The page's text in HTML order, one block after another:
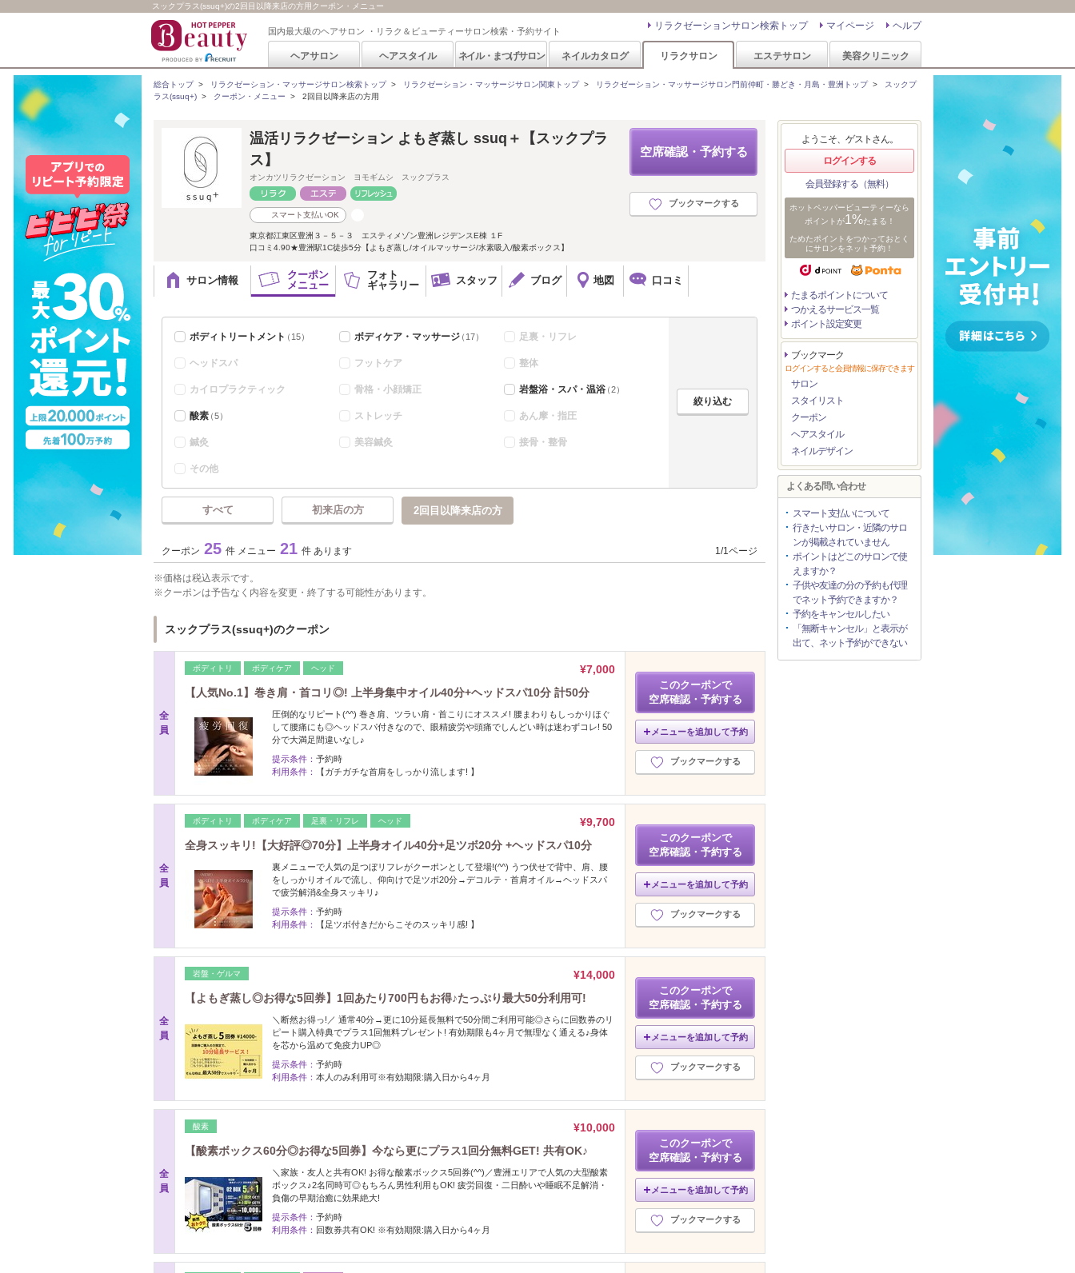
スックプラス(ssuq+)の2回目以降来店の方用クーポン・メニュー
国内最大級のヘアサロン ・リラク＆ビューティーサロン検索・予約サイト ヘルプ
マイページ
リラクゼーションサロン検索トップ
ヘアサロン ヘアスタイル ネイル・まつげサロン ネイルカタログ リラクサロン エステサロン 美容クリニック
総合トップ> リラクゼーション・マッサージサロン検索トップ> リラクゼーション・マッサージサロン関東トップ> リラクゼーション・マッサージサロン門前仲町・勝どき・月島・豊洲トップ> スックプ
ラス(ssuq+) > クーポン・メニュー > 2回目以降来店の方用
空席確認・予約する
ブックマークする
温活リラクゼーション よもぎ蒸し ssuq＋【スックプラ
ス】
オンカツリラクゼーション ヨモギムシ スックプラス
スマート支払いOK
東京都江東区豊洲３－５－３ エスティメゾン豊洲レジデンスE棟 １F
口コミ4.90★豊洲駅1C徒歩5分【よもぎ蒸し/オイルマッサージ/水素吸入/酸素ボックス】
サロン情報
クーポン
メニュー
フォト
ギャラリー
スタッフ ブログ 地図 口コミ
ボディトリートメント（15） ボディケア・マッサージ（17） 足裏・リフレ
ヘッドスパ フットケア 整体
カイロプラクティック 骨格・小顔矯正 岩盤浴・スパ・温浴（2）
酸素（5） ストレッチ あん摩・指圧
鍼灸 美容鍼灸 接骨・整骨
その他
すべて 初来店の方 2回目以降来店の方
クーポン 25 件 メニュー 21 件 あります 1/1ページ
価格は税込表示です。
クーポンは予告なく内容を変更・終了する可能性があります。
スックプラス(ssuq+)のクーポン
全
員
ボディトリ ボディケア ヘッド
¥7,000
【人気No.1】巻き肩・首コリ◎! 上半身集中オイル40分+ヘッドスパ10分 計50分
圧倒的なリピート(^^) 巻き肩、ツラい肩・首こりにオススメ! 腰まわりもしっかりほぐ
して腰痛にも◎ヘッドスパ付きなので、眼精疲労や頭痛でしんどい時は迷わずコレ! 50
分で大満足間違いなし♪
提示条件： 予約時
利用条件：
【ガチガチな首肩をしっかり流します! 】
このクーポンで
空席確認・予約する
メニューを追加して予約
ブックマークする
全
員
ボディトリ ボディケア 足裏・リフレ ヘッド
¥9,700
全身スッキリ!【大好評◎70分】上半身オイル40分+足ツボ20分 +ヘッドスパ10分
裏メニューで人気の足つぼリフレがクーポンとして登場!(^^) うつ伏せで背中、肩、腰
をしっかりオイルで流し、仰向けで足ツボ20分→デコルテ・首肩オイル→ヘッドスパ
で疲労解消&全身スッキリ♪
提示条件： 予約時
利用条件：
【足ツボ付きだからこそのスッキリ感! 】
このクーポンで
空席確認・予約する
メニューを追加して予約
ブックマークする
全
員
岩盤・ゲルマ
¥14,000
【よもぎ蒸し◎お得な5回券】1回あたり700円もお得♪たっぷり最大50分利用可!
＼断然お得っ!／ 通常40分→更に10分延長無料で50分間ご利用可能◎さらに回数券のリ
ピート購入特典でプラス1回無料プレゼント! 有効期限も4ヶ月で無理なく通える♪身体
を芯から温めて免疫力UP◎
提示条件： 予約時
利用条件： 本人のみ利用可※有効期限:購入日から4ヶ月
このクーポンで
空席確認・予約する
メニューを追加して予約
ブックマークする
全
員
酸素
¥10,000
【酸素ボックス60分◎お得な5回券】今なら更にプラス1回分無料GET! 共有OK♪
＼家族・友人と共有OK! お得な酸素ボックス5回券(^^)／豊洲エリアで人気の大型酸素
ボックス♪2名同時可◎もちろん男性利用もOK! 疲労回復・二日酔いや睡眠不足解消・
負傷の早期治癒に効果絶大!
提示条件： 予約時
利用条件： 回数券共有OK! ※有効期限:購入日から4ヶ月
このクーポンで
空席確認・予約する
メニューを追加して予約
ブックマークする
ようこそ、ゲストさん。
ログインする
会員登録する（無料）
ホットペッパービューティーなら
ポイントが1%たまる！
ためたポイントをつかっておとく
にサロンをネット予約！
たまるポイントについて
つかえるサービス一覧
ポイント設定変更
ブックマーク
ログインすると会員情報に保存できます
サロン
スタイリスト
クーポン
ヘアスタイル
ネイルデザイン
よくある問い合わせ
スマート支払いについて
行きたいサロン・近隣のサロ
ンが掲載されていません
ポイントはどこのサロンで使
えますか？
子供や友達の分の予約も代理
でネット予約できますか？
予約をキャンセルしたい
「無断キャンセル」と表示が
出て、ネット予約ができない